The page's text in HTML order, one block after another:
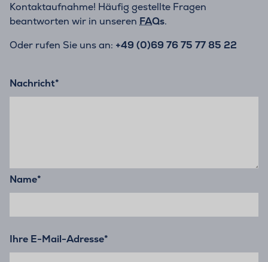
Kontaktaufnahme! Häufig gestellte Fragen
beantworten wir in unseren FAQs.
Oder rufen Sie uns an: +49 (0)69 76 75 77 85 22
Nachricht*
Name*
Ihre E-Mail-Adresse*